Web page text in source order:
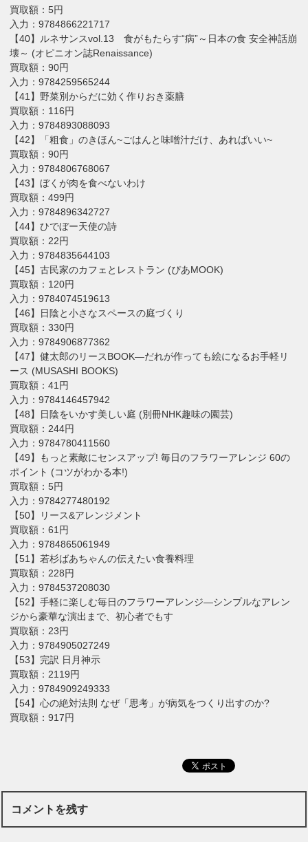
買取額：5円
入力：9784866221717
【40】ルネサンスvol.13 食がもたらす“病”～日本の食 安全神話崩
壊～ (オピニオン誌Renaissance)
買取額：90円
入力：9784259565244
【41】野菜別からだに効く作りおき薬膳
買取額：116円
入力：9784893088093
【42】「粗食」のきほん~ごはんと味噌汁だけ、あればいい~
買取額：90円
入力：9784806768067
【43】ぼくが肉を食べないわけ
買取額：499円
入力：9784896342727
【44】ひでぼー天使の詩
買取額：22円
入力：9784835644103
【45】古民家のカフェとレストラン (ぴあMOOK)
買取額：120円
入力：9784074519613
【46】日陰と小さなスペースの庭づくり
買取額：330円
入力：9784906877362
【47】健太郎のリースBOOK―だれが作っても絵になるお手軽リ
ース (MUSASHI BOOKS)
買取額：41円
入力：9784146457942
【48】日陰をいかす美しい庭 (別冊NHK趣味の園芸)
買取額：244円
入力：9784780411560
【49】もっと素敵にセンスアップ! 毎日のフラワーアレンジ 60の
ポイント (コツがわかる本!)
買取額：5円
入力：9784277480192
【50】リース&アレンジメント
買取額：61円
入力：9784865061949
【51】若杉ばあちゃんの伝えたい食養料理
買取額：228円
入力：9784537208030
【52】手軽に楽しむ毎日のフラワーアレンジ―シンプルなアレン
ジから豪華な演出まで、初心者でもす
買取額：23円
入力：9784905027249
【53】完訳 日月神示
買取額：2119円
入力：9784909249333
【54】心の絶対法則 なぜ「思考」が病気をつくり出すのか?
買取額：917円
コメントを残す